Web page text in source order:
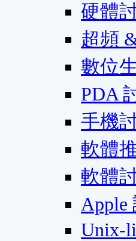
硬體
超頻
數位
PDA
手機
軟體
軟體
Apple
Unix-